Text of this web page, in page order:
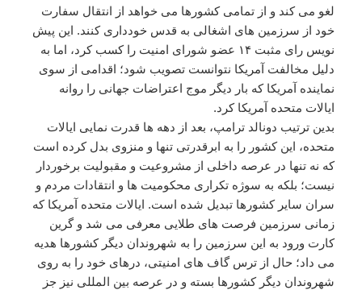
لغو می کند و از تمامی کشورها می خواهد از انتقال سفارت
خود از سرزمین های اشغالی به قدس خودداری کنند. این پیش
نویس رای مثبت ۱۴ عضو شورای امنیت را کسب کرد، اما به
دلیل مخالفت آمریکا نتوانست تصویب شود؛ اقدامی از سوی
نماینده آمریکا که بار دیگر موج اعتراضات جهانی را روانه
ایالات متحده آمریکا کرد.
بدین ترتیب دونالد ترامپ، بعد از دهه ها قدرت نمایی ایالات
متحده، این کشور را به ابرقدرتی تنها و منزوی بدل کرده است
که نه تنها در عرصه داخلی از مشروعیت و مقبولیت برخوردار
نیست؛ بلکه به سوژه تکراری محکومیت ها و انتقادات مردم و
سران سایر کشورها تبدیل شده است. ایالات متحده آمریکا که
زمانی سرزمین فرصت های طلایی معرفی می شد و گرین
کارت ورود به این سرزمین را به شهروندان دیگر کشورها هدیه
می داد؛ حال از ترس گاف های امنیتی، درهای خود را به روی
شهروندان دیگر کشورها بسته و در عرصه بین المللی نیز جز